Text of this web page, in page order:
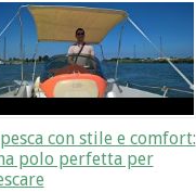
con stile e comfort:
polo perfetta per